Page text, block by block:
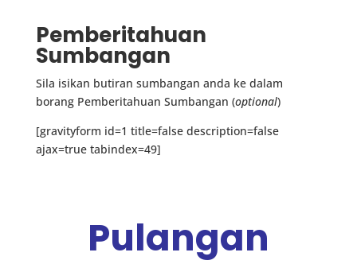
Pemberitahuan
Sumbangan
Sila isikan butiran sumbangan anda ke dalam
borang Pemberitahuan Sumbangan (optional)
[gravityform id=1 title=false description=false
ajax=true tabindex=49]
Pulangan